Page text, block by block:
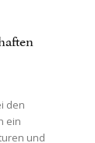
den
ein
und